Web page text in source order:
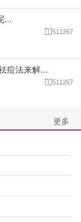
...
511267
痘法来解...
511267
更多